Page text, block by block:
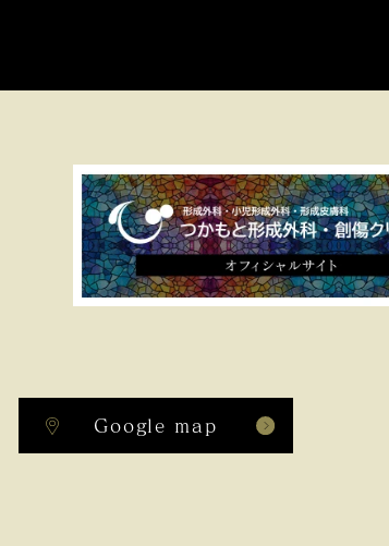
Google map